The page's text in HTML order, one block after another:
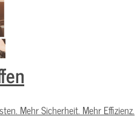
Mehr Sicherheit. Mehr Effizienz.